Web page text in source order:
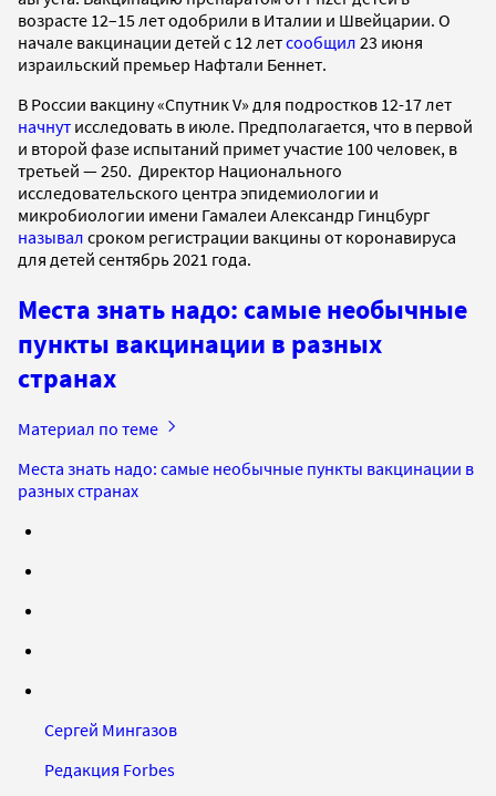
возрасте 12–15 лет одобрили в Италии и Швейцарии. О
начале вакцинации детей с 12 летсообщил 23 июня
израильский премьер Нафтали Беннет.
В России вакцину «Спутник V» для подростков 12-17 лет
начнут исследовать в июле. Предполагается, что в первой
и второй фазе испытаний примет участие 100 человек, в
третьей — 250. Директор Национального
исследовательского центра эпидемиологии и
микробиологии имени Гамалеи Александр Гинцбург
называл сроком регистрации вакцины от коронавируса
для детей сентябрь 2021 года.
Места знать надо: самые необычные
пункты вакцинации в разных
странах
Материал по теме
Места знать надо: самые необычные пункты вакцинации в
разных странах
Сергей Мингазов
Редакция Forbes